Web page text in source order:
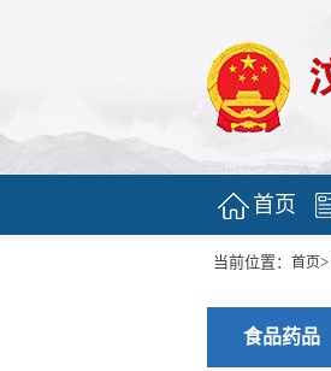
首页
当前位置： 首页>
食品药品